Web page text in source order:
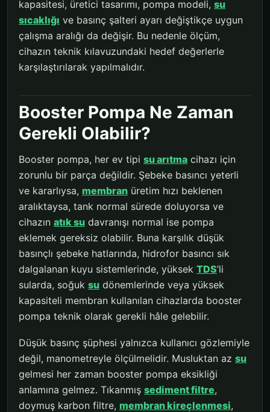
kapasitesi, üretici tasarımı, pompa modeli, su
sıcaklığı ve basınç şalteri ayarı değiştikçe uygun
çalışma aralığı da değişir. Bu nedenle ölçüm,
cihazın teknik kılavuzundaki hedef değerlerle
karşılaştırılarak yapılmalıdır.
Booster Pompa Ne Zaman
Gerekli Olabilir?
Booster pompa, her ev tipi su arıtma cihazı için
zorunlu bir parça değildir. Şebeke basıncı yeterli
ve kararlıysa, membran üretim hızı beklenen
aralıktaysa, tank normal sürede doluyorsa ve
cihazın atık su davranışı normal ise pompa
eklemek gereksiz olabilir. Buna karşılık düşük
basınçlı şebeke hatlarında, hidrofor basıncı sık
dalgalanan kuyu sistemlerinde, yüksek TDS’li
sularda, soğuk su dönemlerinde veya yüksek
kapasiteli membran kullanılan cihazlarda booster
pompa teknik olarak gerekli hâle gelebilir.
Düşük basınç şüphesi yalnızca kullanıcı gözlemiyle
değil, manometreyle ölçülmelidir. Musluktan az su
gelmesi her zaman booster pompa eksikliği
anlamına gelmez. Tıkanmış sediment filtre,
doymuş karbon filtre, membran kireçlenmesi,